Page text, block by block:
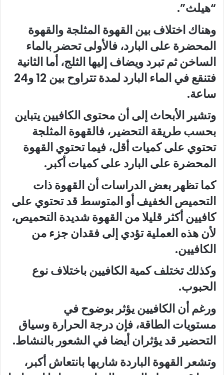
“هيلث”.
وهناك اختلاف بين القهوة المثلجة والقهوة
المحضرة على البارد، فالأولى تحضر بالماء
الساخن ثم تبرد ويضاف إليها الثلج، أما الثانية
فتنقع في الماء البارد لمدة تتراوح بين 12 و24
ساعة.
وتشير الأبحاث إلى أن محتوى الكافيين يتباين
بحسب طريقة التحضير، فالقهوة المثلجة
تحتوي على كميات أقل، فيما تحتوي القهوة
المحضرة على البارد على كميات أكبر.
كما تظهر بعض الدراسات أن القهوة ذات
التحميص الخفيف أو المتوسط قد تحتوي على
كافيين أكثر قليلا من القهوة شديدة التحميص،
لأن هذه العملية تؤدي إلى فقدان جزء من
الكافيين.
وكذلك تختلف كمية الكافيين باختلاف نوع
الحبوب.
ورغم أن الكافيين يؤثر بوضوح في
مستويات الطاقة، فإن درجة الحرارة وسياق
التحضير قد يؤثران أيضا في الشعور بالنشاط.
وتشعر القهوة الباردة شاربها بانتعاش أكبر،